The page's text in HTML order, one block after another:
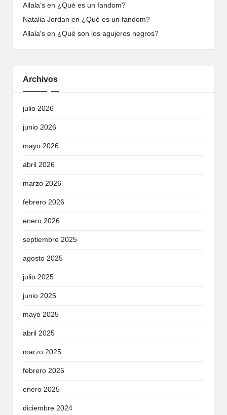
Allala's en ¿Qué es un fandom?
Natalia Jordan en ¿Qué es un fandom?
Allala's en ¿Qué son los agujeros negros?
Archivos
julio 2026
junio 2026
mayo 2026
abril 2026
marzo 2026
febrero 2026
enero 2026
septiembre 2025
agosto 2025
julio 2025
junio 2025
mayo 2025
abril 2025
marzo 2025
febrero 2025
enero 2025
diciembre 2024